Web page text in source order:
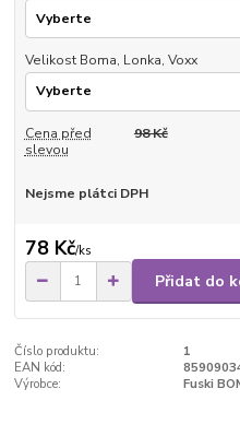
Velikost Boma, Lonka, Voxx
Cena před
slevou
98 Kč
Nejsme plátci DPH
78 Kč/ks
Přidat do
Číslo produktu:
1
EAN kód:
Výrobce:
Fuski